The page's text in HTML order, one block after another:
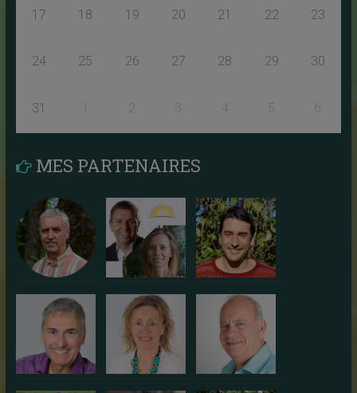
17 18 19 20 21 22 23
24 25 26 27 28 29 30
31 1 3 4 5 6
MES PARTENAIRES